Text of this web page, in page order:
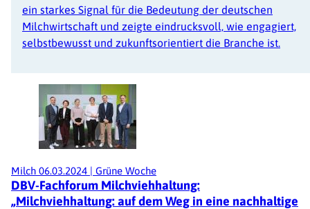
ein starkes Signal für die Bedeutung der deutschen
Milchwirtschaft und zeigte eindrucksvoll, wie engagiert,
selbstbewusst und zukunftsorientiert die Branche ist.
Milch 06.03.2024 | Grüne Woche
DBV-Fachforum Milchviehhaltung:
„Milchviehhaltung: auf dem Weg in eine nachhaltige